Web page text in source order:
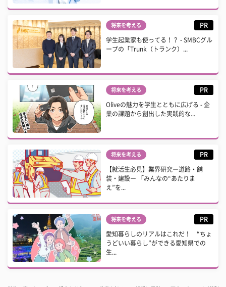
将来を考える PR
学生起業家も使ってる！？ - SMBCグル
ープの「Trunk（トランク）...
将来を考える PR
Oliveの魅力を学生とともに広げる - 企
業の課題から創出した実践的な...
将来を考える PR
【就活生必見】業界研究ー道路・舗
装・建設ー 「みんなの“あたりま
え”を...
将来を考える PR
愛知暮らしのリアルはこれだ！ “ちょ
うどいい暮らし”ができる愛知県での
生...